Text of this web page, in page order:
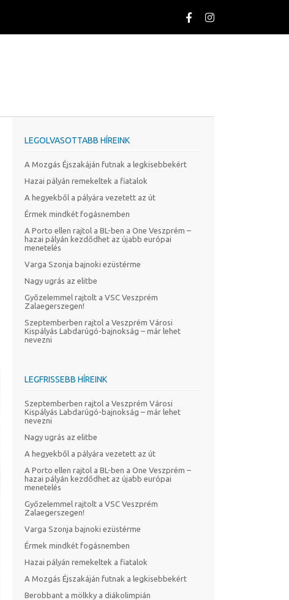
LEGOLVASOTTABB HÍREINK
A Mozgás Éjszakáján futnak a legkisebbekért
Hazai pályán remekeltek a fiatalok
A hegyekből a pályára vezetett az út
Érmek mindkét fogásnemben
A Porto ellen rajtol a BL-ben a One Veszprém –
hazai pályán kezdődhet az újabb európai
menetelés
Varga Szonja bajnoki ezüstérme
Nagy ugrás az elitbe
Győzelemmel rajtolt a VSC Veszprém
Zalaegerszegen!
Szeptemberben rajtol a Veszprém Városi
Kispályás Labdarúgó-bajnokság – már lehet
nevezni
LEGFRISSEBB HÍREINK
Szeptemberben rajtol a Veszprém Városi
Kispályás Labdarúgó-bajnokság – már lehet
nevezni
Nagy ugrás az elitbe
A hegyekből a pályára vezetett az út
A Porto ellen rajtol a BL-ben a One Veszprém –
hazai pályán kezdődhet az újabb európai
menetelés
Győzelemmel rajtolt a VSC Veszprém
Zalaegerszegen!
Varga Szonja bajnoki ezüstérme
Érmek mindkét fogásnemben
Hazai pályán remekeltek a fiatalok
A Mozgás Éjszakáján futnak a legkisebbekért
Berobbant a mölkky a diákolimpián